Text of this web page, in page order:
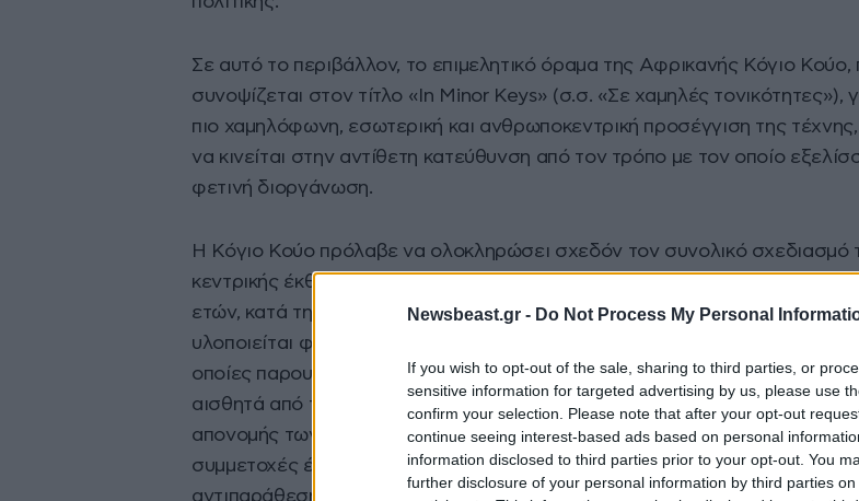
Newsbeast.gr - Do Not Process My Personal
If you wish to opt-out of the sale, sharing to third parties, or
sensitive information for targeted advertising by us, please use
confirm your selection. Please note that after your opt-out
continue seeing interest-based ads based on personal
information disclosed to third parties prior to your opt-out. You
further disclosure of your personal information by third parties on
Σε αυτό το περιβάλλον, το επιμελητικό όραμα της Αφρικανής Κόγιο Κούο,
συνοψίζεται στον τίτλο «In Minor Keys» (σ.σ. «Σε χαμηλές τονικότητες»),
πιο χαμηλόφωνη, εσωτερική και ανθρωποκεντρική προσέγγιση της τέχνης,
να κινείται στην αντίθετη κατεύθυνση από τον τρόπο με τον οποίο
φετινή διοργάνωση.
Η Κόγιο Κούο πρόλαβε να ολοκληρώσει σχεδόν τον συνολικό σχεδιασμό
κεντρικής έκθεσης πριν από τον θάνατό της τον περασμένο Μάιο, σε
ετών, κατά την περίοδο της προετοιμασίας, αφήνοντας πίσω πλήρες
υλοποιείται φέτος χωρίς την παρουσία της. Ωστόσο, οι συνθήκες μέσα στις
οποίες παρουσιάζεται τελικάη σημαντικότερη γιορτή της τέχνης
αισθητά από την πρόθεσή της, καθώς οι παραιτήσεις, οι αλλαγές στον
απονομής των βραβείων και οι πολιτικές παρεμβάσεις γύρω από τις
συμμετοχές έχουν μετατρέψει τη Μπιενάλε σε χώρο έντονης δημόσιας
αντιπαράθεσης.